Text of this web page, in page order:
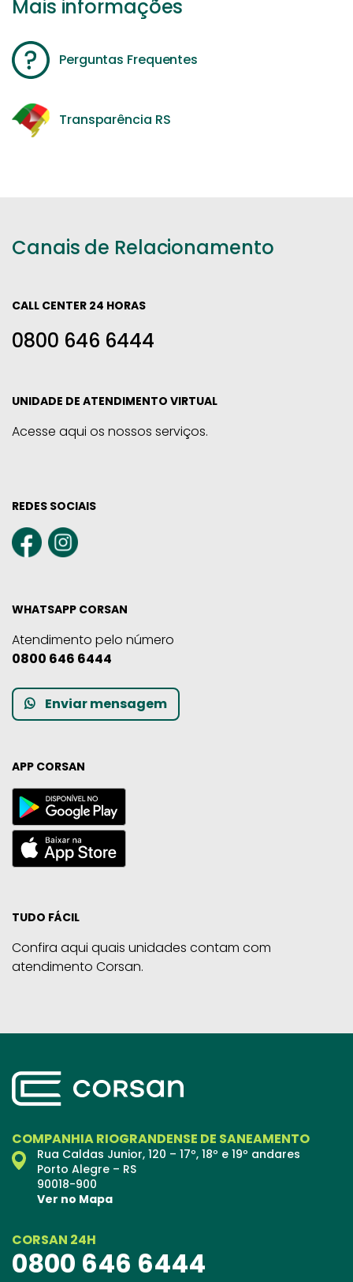
Mais informações
Perguntas Frequentes
Transparência RS
Canais de Relacionamento
CALL CENTER 24 HORAS
0800 646 6444
UNIDADE DE ATENDIMENTO VIRTUAL
Acesse aqui os nossos serviços.
REDES SOCIAIS
WHATSAPP CORSAN
Atendimento pelo número
0800 646 6444
Enviar mensagem
APP CORSAN
TUDO FÁCIL
Confira aqui quais unidades contam com
atendimento Corsan.
COMPANHIA RIOGRANDENSE DE SANEAMENTO
Rua Caldas Junior, 120 – 17º, 18º e 19º andares
Porto Alegre – RS
90018-900
Ver no Mapa
CORSAN 24H
0800 646 6444